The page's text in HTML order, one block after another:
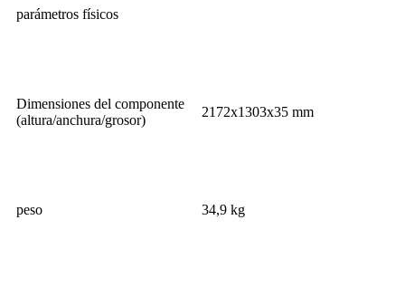
parámetros físicos
Dimensiones del componente
(altura/anchura/grosor)
2172x1303x35 mm
peso 34,9 kg